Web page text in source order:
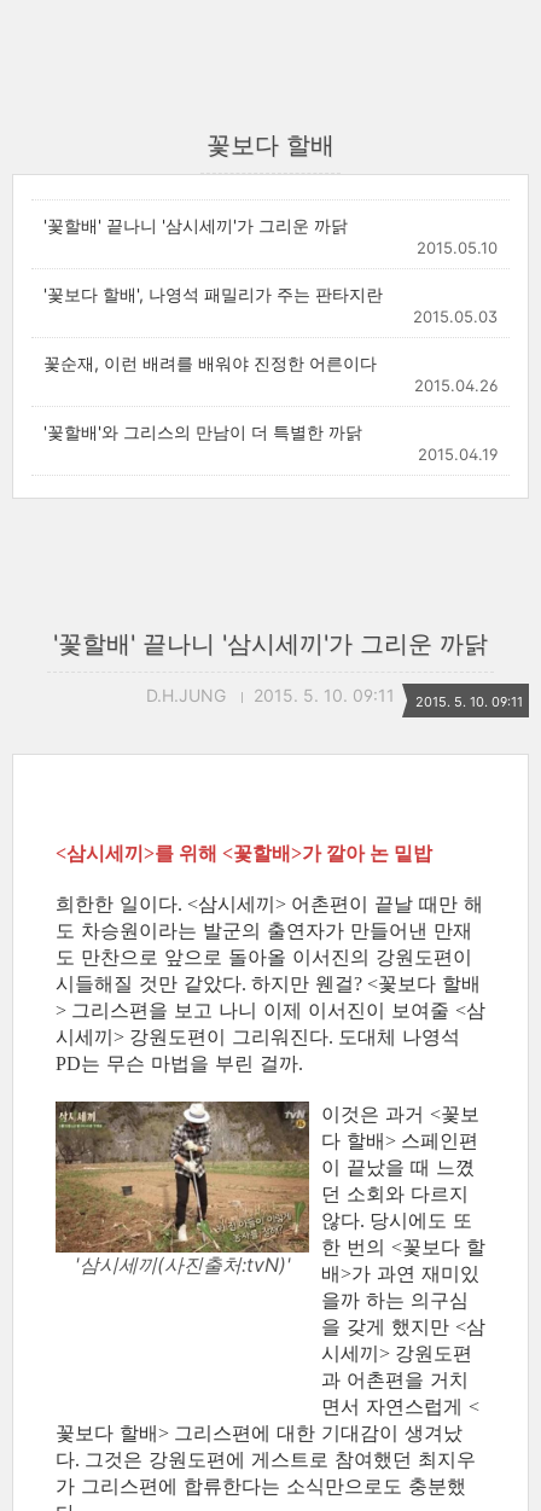
꽃보다 할배
'꽃할배' 끝나니 '삼시세끼'가 그리운 까닭
2015.05.10
'꽃보다 할배', 나영석 패밀리가 주는 판타지란
2015.05.03
꽃순재, 이런 배려를 배워야 진정한 어른이다
2015.04.26
'꽃할배'와 그리스의 만남이 더 특별한 까닭
2015.04.19
'꽃할배' 끝나니 '삼시세끼'가 그리운 까닭
D.H.JUNG 2015. 5. 10. 09:11 2015. 5. 10. 09:11
<삼시세끼>를 위해 <꽃할배>가 깔아 논 밑밥
희한한 일이다. <삼시세끼> 어촌편이 끝날 때만 해
도 차승원이라는 발군의 출연자가 만들어낸 만재
도 만찬으로 앞으로 돌아올 이서진의 강원도편이
시들해질 것만 같았다. 하지만 웬걸? <꽃보다 할배
> 그리스편을 보고 나니 이제 이서진이 보여줄 <삼
시세끼> 강원도편이 그리워진다. 도대체 나영석
PD는 무슨 마법을 부린 걸까.
'삼시세끼(사진출처:tvN)'
이것은 과거 <꽃보
다 할배> 스페인편
이 끝났을 때 느꼈
던 소회와 다르지
않다. 당시에도 또
한 번의 <꽃보다 할
배>가 과연 재미있
을까 하는 의구심
을 갖게 했지만 <삼
시세끼> 강원도편
과 어촌편을 거치
면서 자연스럽게 <
꽃보다 할배> 그리스편에 대한 기대감이 생겨났
다. 그것은 강원도편에 게스트로 참여했던 최지우
가 그리스편에 합류한다는 소식만으로도 충분했